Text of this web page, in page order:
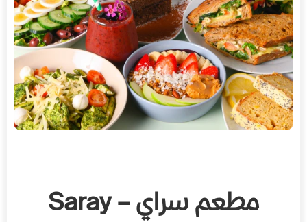
مطعم سراي – Saray